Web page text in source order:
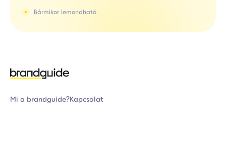
Bármikor lemondható
Mi a brandguide?Kapcsolat